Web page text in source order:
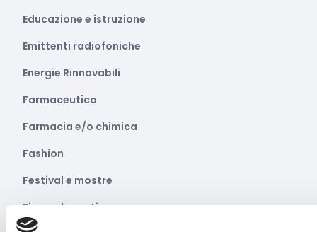
Educazione e istruzione
Emittenti radiofoniche
Energie Rinnovabili
Farmaceutico
Farmacia e/o chimica
Fashion
Festival e mostre
Fiere ed eventi